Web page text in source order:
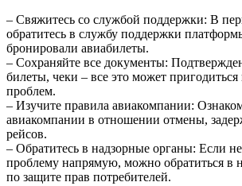
– Свяжитесь со службой поддержки: В
обратитесь в службу поддержки
бронировали авиабилеты.
– Сохраняйте все документы:
билеты, чеки – все это может
проблем.
– Изучите правила авиакомпании:
авиакомпании в отношении отмены,
рейсов.
– Обратитесь в надзорные органы: Если
проблему напрямую, можно обратиться в
по защите прав потребителей.